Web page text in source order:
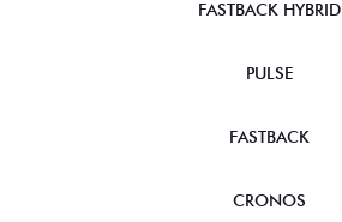
FASTBACK HYBRID
PULSE
FASTBACK
CRONOS